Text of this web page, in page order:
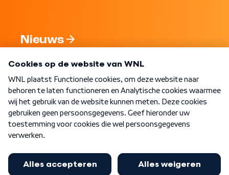
Nieuws
Nieuwsbrief
Word Lid